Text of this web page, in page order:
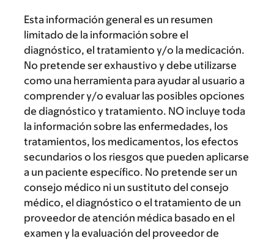
Esta información general es un resumen
limitado de la información sobre el
diagnóstico, el tratamiento y/o la medicación.
No pretende ser exhaustivo y debe utilizarse
como una herramienta para ayudar al usuario a
comprender y/o evaluar las posibles opciones
de diagnóstico y tratamiento. NO incluye toda
la información sobre las enfermedades, los
tratamientos, los medicamentos, los efectos
secundarios o los riesgos que pueden aplicarse
a un paciente específico. No pretende ser un
consejo médico ni un sustituto del consejo
médico, el diagnóstico o el tratamiento de un
proveedor de atención médica basado en el
examen y la evaluación del proveedor de